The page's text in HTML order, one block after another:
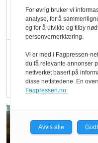
er
For øvrig bruker vi
analyse, for å
og for å utvikle og tilby
personvernerklæring.
Vi er med i Fagpressen-
du få relevante annonser
nettverket basert på
disse nettstedene. En
Fagpressen.no.
Avvis alle